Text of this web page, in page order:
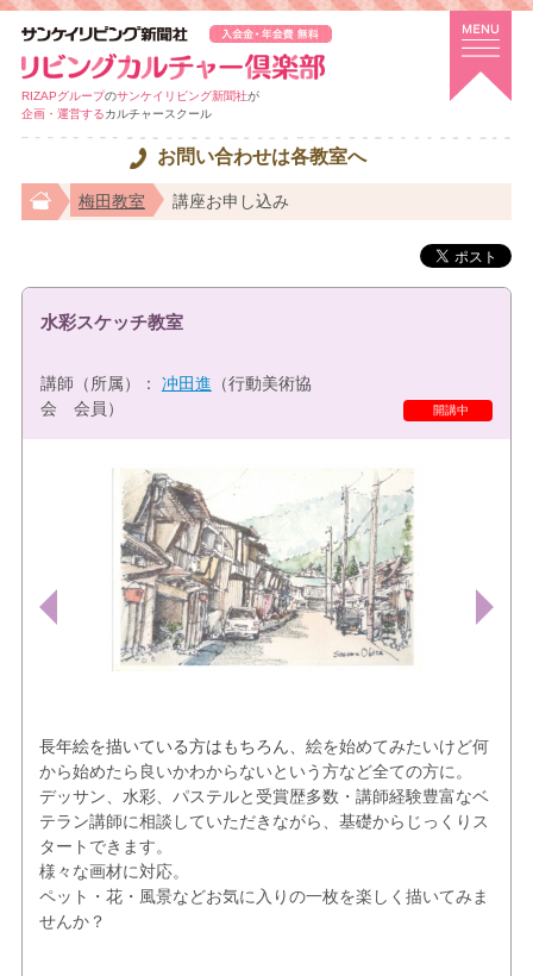
RIZAPグループのサンケイリビング新聞社が
企画・運営するカルチャースクール
お問い合わせは各教室へ
梅田教室 講座お申し込み
開講中
水彩スケッチ教室
講師（所属）： 冲田進 （行動美術協
会 会員）
長年絵を描いている方はもちろん、 絵を始めてみたいけど何
から始めたら良いかわからないという方など全ての方に。
デッサン、水彩、パステルと受賞歴多数・講師経験豊富なベ
テラン講師に相談していただきながら、基礎からじっくりス
タートできます。
様々な画材に対応。
ペット・花・風景などお気に入りの一枚を楽しく描いてみま
せんか？